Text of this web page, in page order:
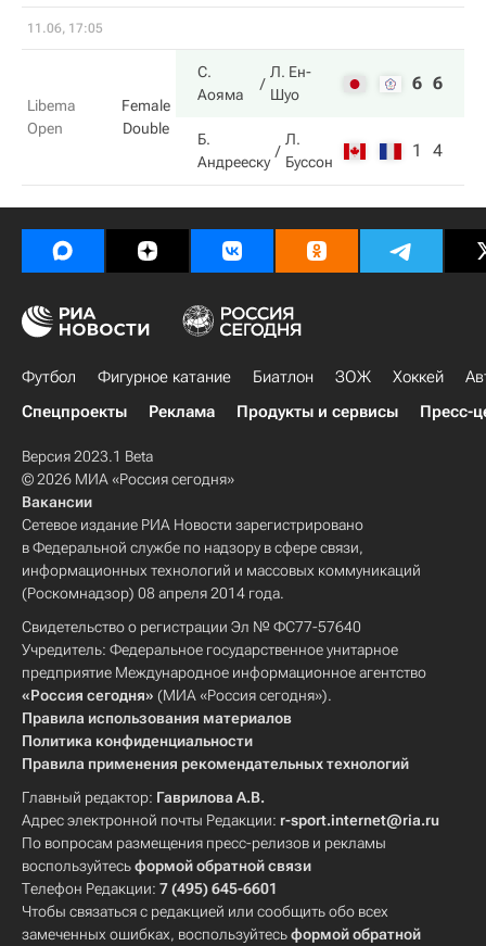
11.06, 17:05
Libema
Open
Female
Double
С.
Аояма
Л. Ен-
Шуо
6 6
Б.
Андрееску
Л.
Буссон
1 4
Футбол Фигурное катание Биатлон ЗОЖ Хоккей
Спецпроекты
Реклама Продукты и сервисы Пресс-
Версия 2023.1 Beta
© 2026 МИА «Россия сегодня»
Вакансии
Сетевое издание РИА Новости зарегистрировано
в Федеральной службе по надзору в сфере связи,
информационных технологий и массовых коммуникаций
(Роскомнадзор) 08 апреля 2014 года.
Свидетельство о регистрации Эл № ФС77-57640
Учредитель: Федеральное государственное унитарное
предприятие Международное информационное агентство
«Россия сегодня» (МИА «Россия сегодня»).
Правила использования материалов
Политика конфиденциальности
Правила применения рекомендательных технологий
Главный редактор: Гаврилова А.В.
Адрес электронной почты Редакции: r-sport.internet@ria.ru
По вопросам размещения пресс-релизов и рекламы
воспользуйтесьформой обратной связи
Телефон Редакции: 7 (495) 645-6601
Чтобы связаться с редакцией или сообщить обо всех
замеченных ошибках, воспользуйтесьформой обратной